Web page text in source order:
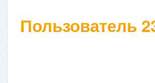
Пользователь